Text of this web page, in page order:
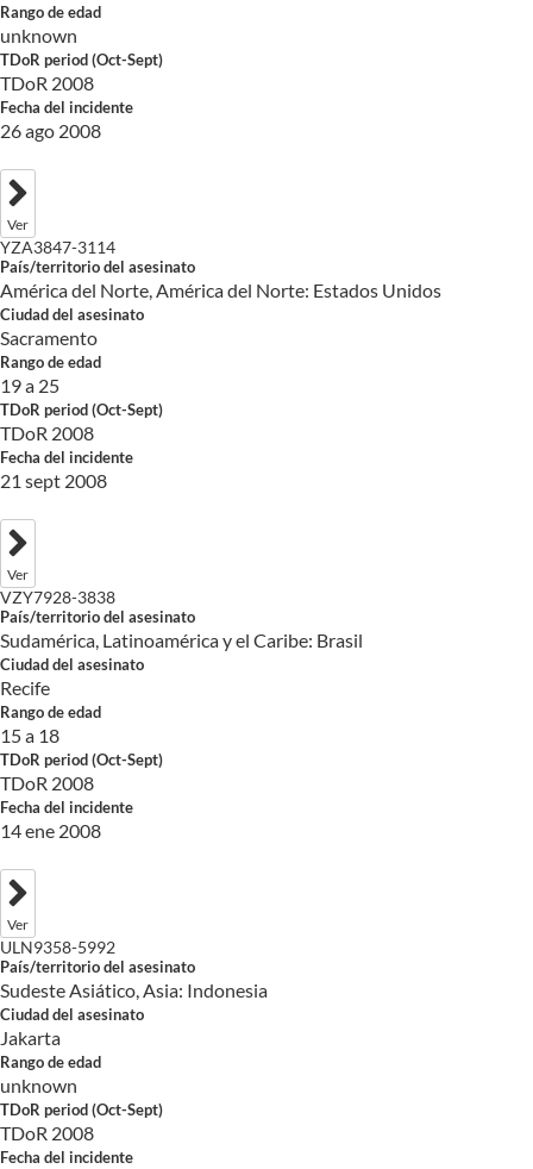
Rango de edad
unknown
TDoR period (Oct-Sept)
TDoR 2008
Fecha del incidente
26 ago 2008
Ver
YZA3847-3114
País/territorio del asesinato
América del Norte, América del Norte: Estados Unidos
Ciudad del asesinato
Sacramento
Rango de edad
19 a 25
TDoR period (Oct-Sept)
TDoR 2008
Fecha del incidente
21 sept 2008
Ver
VZY7928-3838
País/territorio del asesinato
Sudamérica, Latinoamérica y el Caribe: Brasil
Ciudad del asesinato
Recife
Rango de edad
15 a 18
TDoR period (Oct-Sept)
TDoR 2008
Fecha del incidente
14 ene 2008
Ver
ULN9358-5992
País/territorio del asesinato
Sudeste Asiático, Asia: Indonesia
Ciudad del asesinato
Jakarta
Rango de edad
unknown
TDoR period (Oct-Sept)
TDoR 2008
Fecha del incidente